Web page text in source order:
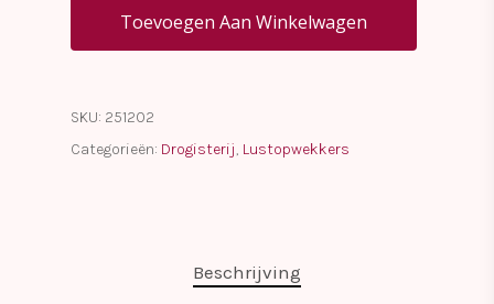
Toevoegen Aan Winkelwagen
SKU: 251202
Categorieën: Drogisterij, Lustopwekkers
Beschrijving